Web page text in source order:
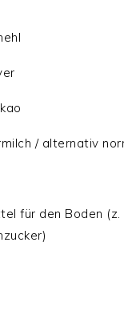
/ alternativ
für den Boden (z.